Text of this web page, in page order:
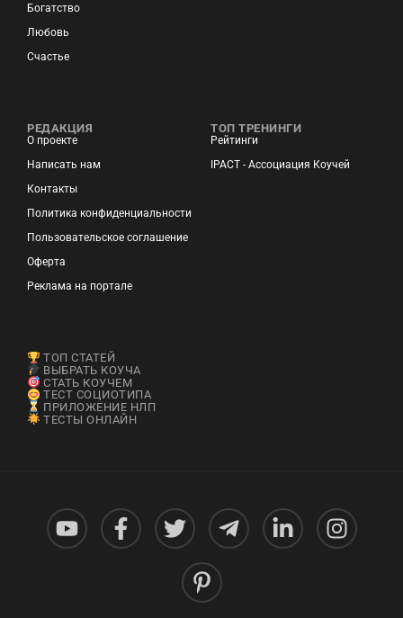
Богатство
Любовь
Счастье
РЕДАКЦИЯ
О проекте
Написать нам
Контакты
Политика конфиденциальности
Пользовательское соглашение
Оферта
Реклама на портале
ТОП ТРЕНИНГИ
Рейтинги
IPACT - Ассоциация Коучей
ТОП СТАТЕЙ
ВЫБРАТЬ КОУЧА
СТАТЬ КОУЧЕМ
ТЕСТ СОЦИОТИПА
ПРИЛОЖЕНИЕ НЛП
ТЕСТЫ ОНЛАЙН